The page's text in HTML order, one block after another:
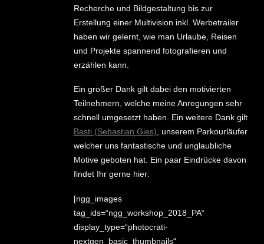
Recherche und Bildgestaltung bis zur
Erstellung einer Multivision inkl. Werbetrailer
haben wir gelernt, wie man Urlaube, Reisen
und Projekte spannend fotografieren und
erzählen kann.
Ein großer Dank gilt dabei den motivierten
Teilnehmern, welche meine Anregungen sehr
schnell umgesetzt haben. Ein weitere Dank gilt
Basti (Sebastian Gies), unserem Parkourläufer
welcher uns fantastische und unglaubliche
Motive geboten hat. Ein paar Eindrücke davon
findet Ihr gerne hier:
[ngg_images
tag_ids=“ngg_workshop_2018_PA“
display_type=“photocrati-
nextgen_basic_thumbnails“